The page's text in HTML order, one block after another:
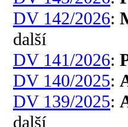
DV 142/2026:
další
DV 141/2026:
DV 140/2025:
DV 139/2025:
další